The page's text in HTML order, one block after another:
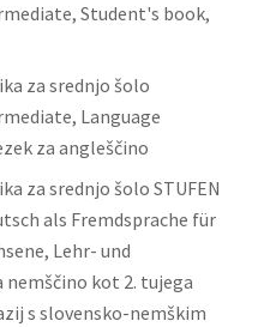
Student's book,
za srednjo šolo
Language
za angleščino
za srednjo šolo STUFEN
als Fremdsprache für
Lehr- und
nemščino kot 2. tujega
s slovensko-nemškim